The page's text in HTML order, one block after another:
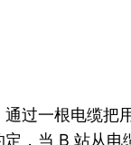
过一根电缆
，当 B 站从